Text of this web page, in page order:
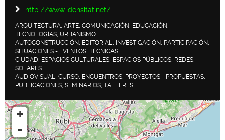
http://www.idensitat.net/
ARQUITECTURA, ARTE, COMUNICACIÓN, EDUCACIÓN,
TECNOLOGÍAS, URBANISMO
AUTOCONSTRUCCIÓN, EDITORIAL, INVESTIGACIÓN, PARTICIPACIÓN,
SITUACIONES - EVENTOS, TÉCNICAS
CIUDAD, ESPACIOS CULTURALES, ESPACIOS PÚBLICOS, REDES,
SOLARES
AUDIOVISUAL, CURSO, ENCUENTROS, PROYECTOS - PROPUESTAS,
PUBLICACIONES, SEMINARIOS, TALLERES
+
-